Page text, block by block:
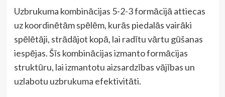
Uzbrukuma kombinācijas 5-2-3 formācijā attiecas
uz koordinētām spēlēm, kurās piedalās vairāki
spēlētāji, strādājot kopā, lai radītu vārtu gūšanas
iespējas. Šīs kombinācijas izmanto formācijas
struktūru, lai izmantotu aizsardzības vājības un
uzlabotu uzbrukuma efektivitāti.